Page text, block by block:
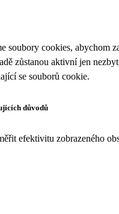
soubory cookies,
zůstanou aktivní jen
se souborů cookie.
důvodů
efektivitu zobrazeného